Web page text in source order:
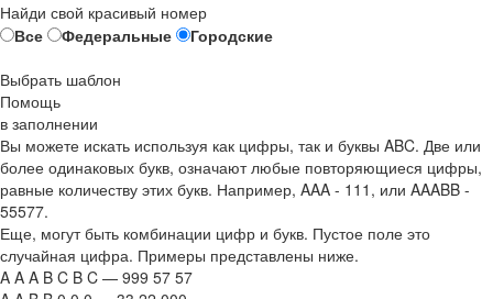
Найди свой красивый номер
Все
Федеральные
Городские
Выбрать шаблон
Помощь
в заполнении
Вы можете искать используя как цифры, так и буквы ABC. Две или
более одинаковых букв, означают любые повторяющиеся цифры,
равные количеству этих букв. Например, AAA - 111 , или AAABB -
55577.
Еще, могут быть комбинации цифр и букв. Пустое поле это
случайная цифра. Примеры представлены ниже.
A A A B C B C — 999 57 57